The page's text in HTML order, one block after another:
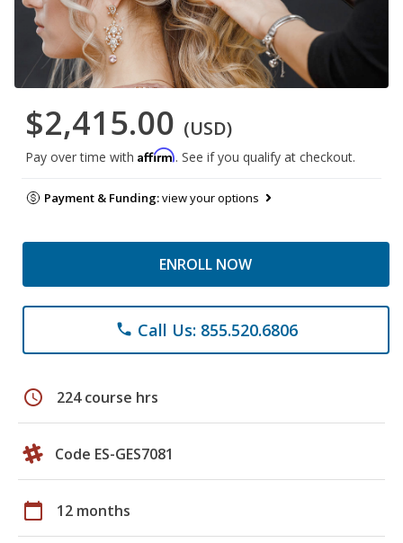
$2,415.00 (USD)
Pay over time with Affirm. See if you qualify at checkout.
Payment & Funding:view your options
ENROLL NOW
phone Call Us: 855.520.6806
schedule 224 course hrs
Code ES-GES7081
calendar_today 12 months